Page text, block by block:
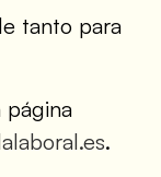
tanto para
página
.